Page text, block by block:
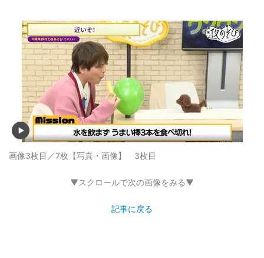
画像3枚目／7枚 【写真・画像】 3枚目
▼スクロールで次の画像をみる▼
記事に戻る